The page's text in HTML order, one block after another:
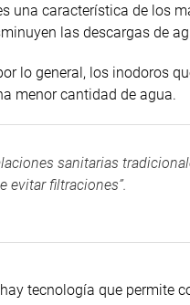
una característica de los
las descargas de
lo general, los inodoros
menor cantidad de agua.
sanitarias
evitar filtraciones”.
tecnología que permite